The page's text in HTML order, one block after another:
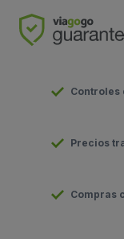
Controles
Precios
Compras